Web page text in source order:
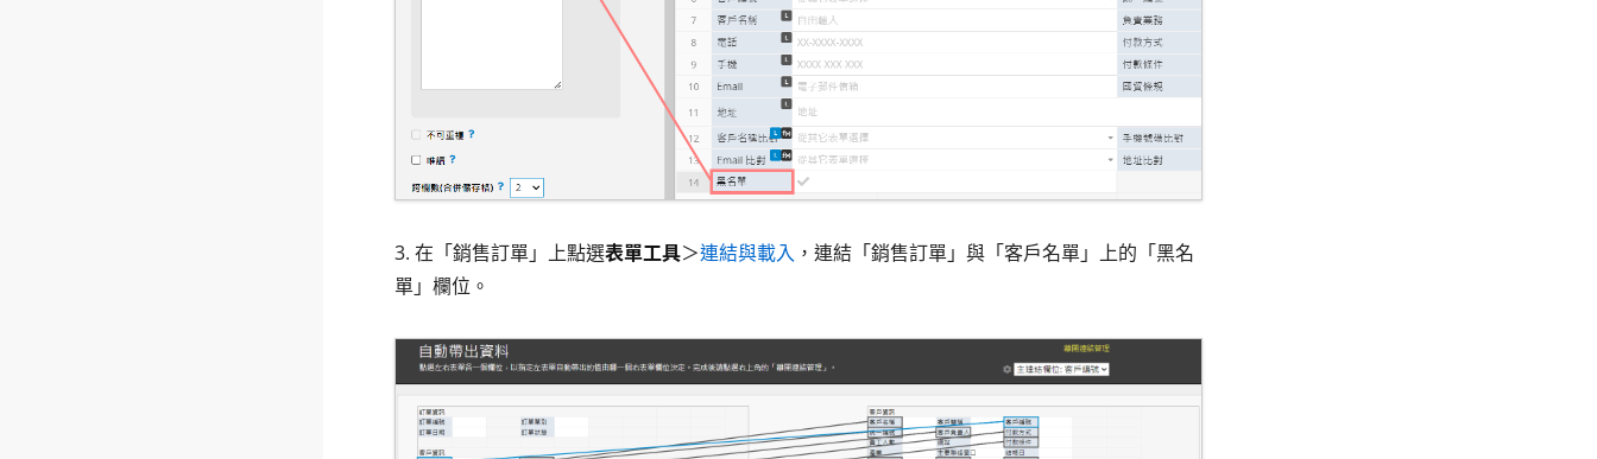
3. 在「銷售訂單」上點選表單工具＞連結與載入 ，連結「銷售訂單」與「客戶名單」上的「黑名
單」欄位。